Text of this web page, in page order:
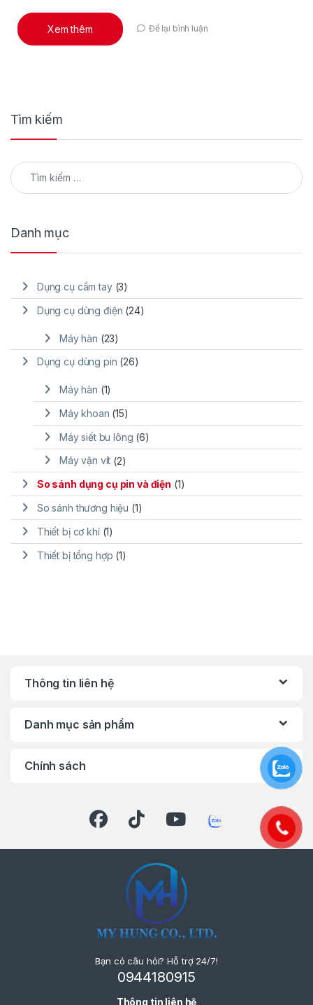
Xem thêm Để lại bình luận
Tìm kiếm
Tìm kiếm cho:
Danh mục
Dụng cụ cầm tay(3)
Dụng cụ dùng điện (24)
Máy hàn (23)
Dụng cụ dùng pin (26)
Máy hàn (1)
Máy khoan (15)
Máy siết bu lông (6)
Máy vặn vít (2)
So sánh dụng cụ pin và điện (1)
So sánh thương hiệu (1)
Thiết bị cơ khí(1)
Thiết bị tổng hợp (1)
Thông tin liên hệ
Danh mục sản phẩm
Chính sách
Bạn có câu hỏi? Hỗ trợ 24/7!
0944180915
Thông tin liên hệ